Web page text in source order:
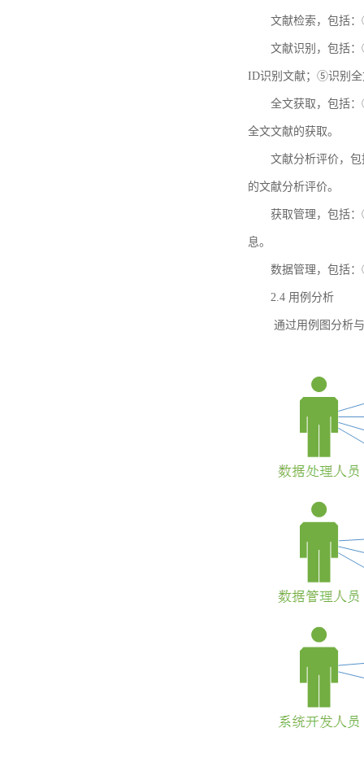
文献检索，包括
文献识别，包括
ID识别文献；⑤识别全
全文获取，包括
全文文献的获取。
文献分析评价，
的文献分析评价。
获取管理，包括
息。
数据管理，包括
2.4 用例分析
通过用例图分析